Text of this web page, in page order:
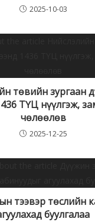
2025-10-03
төвийн зургаан
ТҮЦ нүүлгэж,
чөлөөлөв
2025-12-25
тээвэр төслийн
буулгалаа